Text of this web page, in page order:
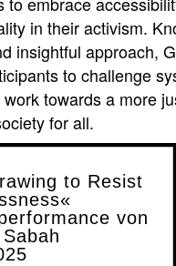
in their activism.
insightful approach,
to challenge
towards a more
for all.
to Resist
von